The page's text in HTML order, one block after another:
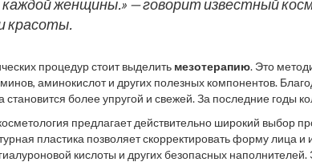
каждой женщины.» — говорит известный
красоты.
процедур стоит выделить мезотерапию. Это
аминокислот и других полезных компонентов.
становится более упругой и свежей. За последние годы
требует длительного реабилитационного периода, что
предлагает действительно широкий выбор
пластика позволяет скорректировать форму лица и
кислоты и других безопасных наполнителей.